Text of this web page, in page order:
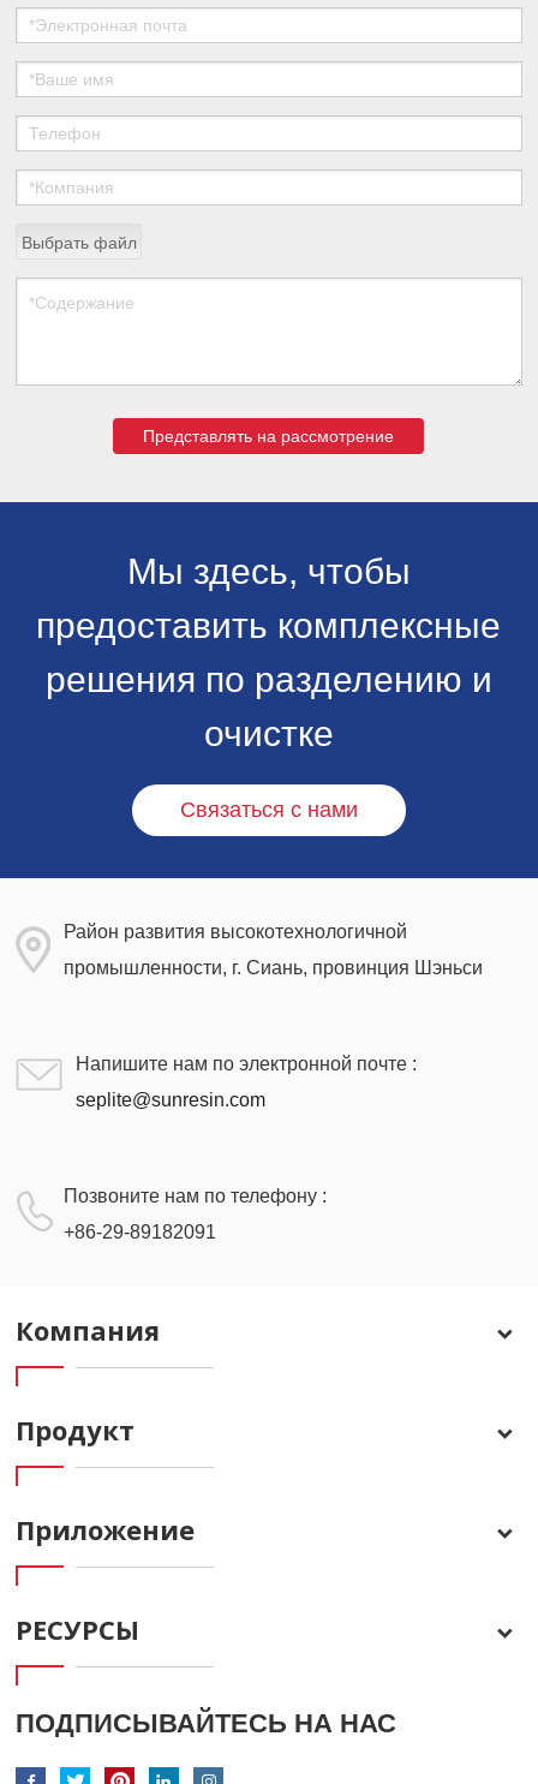
Выбрать файл
Представлять на рассмотрение
Мы здесь, чтобы
предоставить комплексные
решения по разделению и
очистке
Связаться с нами
Район развития высокотехнологичной
промышленности, г. Сиань, провинция Шэньси
Напишите нам по электронной почте :
seplite@sunresin.com
Позвоните нам по телефону :
+86-29-89182091
Компания
Продукт
Приложение
РЕСУРСЫ
ПОДПИСЫВАЙТЕСЬ НА НАС